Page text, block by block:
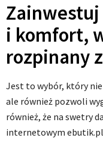
i komfort,
rozpinany
Jest to wybór, który nie
ale również pozwoli
również, że na swetry
internetowym